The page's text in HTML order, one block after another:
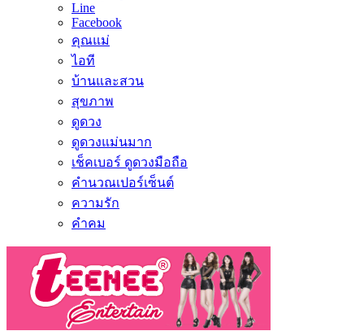
Line
Facebook
คุณแม่
ไอที
บ้านและสวน
สุขภาพ
ดูดวง
ดูดวงแม่นมาก
เช็คเบอร์ ดูดวงมือถือ
คำนวณเปอร์เซ็นต์
ความรัก
คำคม